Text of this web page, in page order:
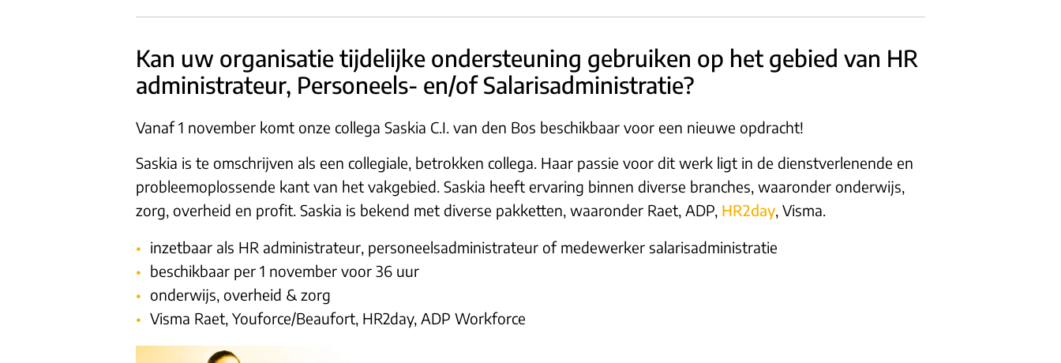
Kan uw organisatie tijdelijke ondersteuning gebruiken op het gebied van HR
administrateur, Personeels- en/of Salarisadministratie?
Vanaf 1 november komt onze collega Saskia C.I. van den Bos beschikbaar voor een nieuwe opdracht!
Saskia is te omschrijven als een collegiale, betrokken collega. Haar passie voor dit werk ligt in de dienstverlenende en
probleemoplossende kant van het vakgebied. Saskia heeft ervaring binnen diverse branches, waaronder onderwijs,
zorg, overheid en profit. Saskia is bekend met diverse pakketten, waaronder Raet, ADP, HR2day, Visma.
inzetbaar als HR administrateur, personeelsadministrateur of medewerker salarisadministratie
beschikbaar per 1 november voor 36 uur
onderwijs, overheid & zorg
Visma Raet, Youforce/Beaufort, HR2day, ADP Workforce